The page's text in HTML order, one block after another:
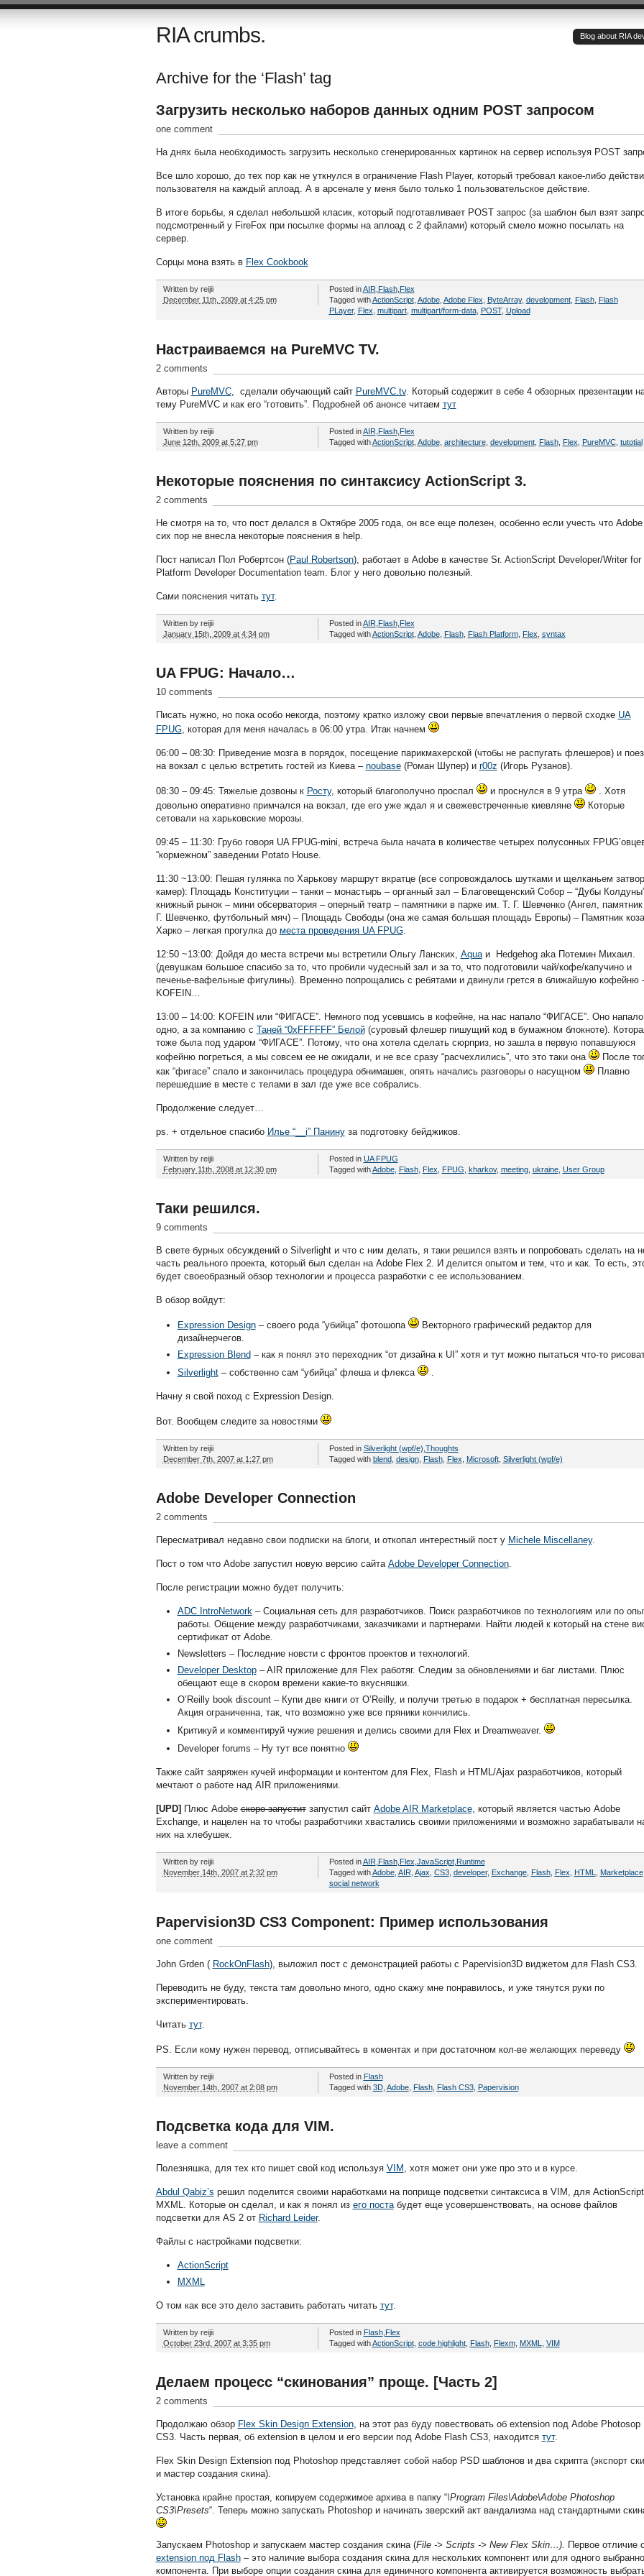
RIA crumbs. Blog about RIA
Archive for the ‘Flash’ tag
Загрузить несколько наборов данных одним POST запросом
one comment
На днях была необходимость загрузить несколько сгенерированных картинок на сервер используя POST
Все шло хорошо, до тех пор как не уткнулся в ограничение Flash Player, который требовал какое-либо
пользователя на каждый аплоад. А в арсенале у меня было только 1 пользовательское действие.
В итоге борьбы, я сделал небольшой класик, который подготавливает POST запрос (за шаблон был взят
подсмотренный у FireFox при посылке формы на аплоад с 2 файлами) который смело можно посылать на
сервер.
Сорцы мона взять в Flex Cookbook
Written by reijii
December 11th, 2009 at 4:25 pm
Posted inAIR Flash, Flex
Tagged withActionScript, Adobe, Adobe Flex ByteArray, development, Flash, Flash
PLayer, Flex multipart, multipart/form-data, POST, Upload
Настраиваемся на PureMVC TV.
2 comments
Авторы PureMVC, сделали обучающий сайт PureMVC.tv. Который содержит в себе 4 обзорных презентации
тему PureMVC и как его “готовить”. Подробней об анонсе читаем тут
Written by reijii
June 12th, 2009 at 5:27 pm
Posted inAIR Flash, Flex
Tagged withActionScript, Adobe, architecture, development, Flash, Flex PureMVC, tutotial
Некоторые пояснения по синтаксису ActionScript 3.
2 comments
Не смотря на то, что пост делался в Октябре 2005 года, он все еще полезен, особенно если учесть что
сих пор не внесла некоторые пояснения в help.
Пост написал Пол Робертсон (Paul Robertson), работает в Adobe в качестве Sr. ActionScript Developer/Writer for
Platform Developer Documentation team. Блог у него довольно полезный.
Сами пояснения читать тут.
Written by reijii
January 15th, 2009 at 4:34 pm
Posted inAIR Flash, Flex
Tagged withActionScript, Adobe, Flash, Flash Platform, Flex syntax
UA FPUG: Начало…
10 comments
Писать нужно, но пока особо некогда, поэтому кратко изложу свои первые впечатления о первой сходке UA
FPUG, которая для меня началась в 06:00 утра. Итак начнем
06:00 – 08:30: Приведение мозга в порядок, посещение парикмахерской (чтобы не распугать флешеров) и
на вокзал с целью встретить гостей из Киева – noubase(Роман Шупер) и r00z (Игорь Рузанов).
08:30 – 09:45: Тяжелые дозвоны к Росту, который благополучно проспал и проснулся в 9 утра
. Хотя
довольно оперативно примчался на вокзал, где его уже ждал я и свежевстреченные киевляне
Которые
сетовали на харьковские морозы.
09:45 – 11:30: Грубо говоря UA FPUG-mini, встреча была начата в количестве четырех полусонных
“кормежном” заведении Potato House.
11:30 ~13:00: Пешая гулянка по Харькову маршрут вкратце (все сопровождалось шутками и щелканьем
камер): Площадь Конституции – танки – монастырь – органный зал – Благовещенский Собор – “Дубы
книжный рынок – мини обсерватория – оперный театр – памятники в парке им. Т. Г. Шевченко (Ангел, памятник
Г. Шевченко, футбольный мяч) – Площадь Свободы (она же самая большая площадь Европы) – Памятник
Харко – легкая прогулка до места проведения UA FPUG.
12:50 ~13:00: Дойдя до места встречи мы встретили Ольгу Ланских, Aquaи Hedgehog aka Потемин Михаил.
(девушкам большое спасибо за то, что пробили чудесный зал и за то, что подготовили чай/кофе/капучино и
печенье-вафельные фигулины). Временно попрощались с ребятами и двинули грется в ближайшую кофейню
KOFEIN…
13:00 – 14:00: KOFEIN или “ФИГАСЕ”. Немного под усевшись в кофейне, на нас напало “ФИГАСЕ”. Оно
одно, а за компанию с Таней “0xFFFFFF” Белой(суровый флешер пишущий код в бумажном блокноте).
тоже была под ударом “ФИГАСЕ”. Потому, что она хотела сделать сюрприз, но зашла в первую попавшуюся
кофейню погреться, а мы совсем ее не ожидали, и не все сразу “расчехлились”, что это таки она
После
как “фигасе” спало и закончилась процедура обнимашек, опять начались разговоры о насущном
Плавно
перешедшие в месте с телами в зал где уже все собрались.
Продолжение следует…
ps. + отдельное спасибо Илье “__i” Панинуза подготовку бейджиков.
Written by reijii
February 11th, 2008 at 12:30 pm
Posted in UA FPUG
Tagged withAdobe, Flash, Flex FPUG kharkov, meeting, ukraine, User Group
Таки решился.
9 comments
В свете бурных обсуждений о Silverlight и что с ним делать, я таки решился взять и попробовать сделать на
часть реального проекта, который был сделан на Adobe Flex 2. И делится опытом и тем, что и как. То есть,
будет своеобразный обзор технологии и процесса разработки с ее использованием.
В обзор войдут:
Expression Design– своего рода “убийца” фотошопа
Векторного графичеcкий редактор для
дизайнерчегов.
Expression Blend – как я понял это переходник “от дизайна к UI” хотя и тут можно пытаться что-то
Silverlight– собственно сам “убийца” флеша и флекса .
Начну я свой поход с Expression Design.
Вот. Вообщем следите за новостями
Written by reijii
December 7th, 2007 at 1:27 pm
Posted in Silverlight (wpf/e) Thoughts
Tagged with blend, design, Flash, Flex Microsoft, Silverlight (wpf/e)
Adobe Developer Connection
2 comments
Пересматривал недавно свои подписки на блоги, и откопал интерестный пост у Michele Miscellaney.
Пост о том что Adobe запустил новую версию сайта Adobe Developer Connection.
После регистрации можно будет получить:
ADC IntroNetwork– Социальная сеть для разработчиков. Поиск разработчиков по технологиям или по
работы. Общение между разработчиками, заказчиками и партнерами. Найти людей к который на стене
сертификат от Adobe.
Newsletters – Последние новсти с фронтов проектов и технологий.
Developer Desktop– AIR приложение для Flex работяг. Следим за обновлениями и баг листами. Плюс
обещают еще в скором времени какие-то вкусняшки.
O’Reilly book discount – Купи две книги от O’Reilly, и получи третью в подарок + бесплатная пересылка.
Акция ограниченна, так, что возможно уже все пряники кончились.
Критикуй и комментируй чужие решения и делись своими для Flex и Dreamweaver.
Developer forums – Ну тут все понятно
Также сайт заяряжен кучей информации и контентом для Flex, Flash и HTML/Ajax разработчиков, который
мечтают о работе над AIR приложениями.
[UPD] Плюс Adobeскоро запуститзапустил сайт Adobe AIR Marketplace, который является частью Adobe
Exchange, и нацелен на то чтобы разработчики хвастались своими приложениями и возможно зарабатывали
них на хлебушек.
Written by reijii
November 14th, 2007 at 2:32 pm
Posted inAIR Flash, Flex JavaScript, Runtime
Tagged withAdobe, AIR Ajax CS3, developer, Exchange, Flash, Flex HTML Marketplace,
social network
Papervision3D CS3 Component: Пример использования
one comment
John Grden ( RockOnFlash), выложил пост с демонстрацией работы с Papervision3D виджетом для Flash CS3.
Переводить не буду, текста там довольно много, одно скажу мне понравилось, и уже тянутся руки по
экспериментировать.
Читать тут.
PS. Если кому нужен перевод, отписывайтесь в коментах и при достаточном кол-ве желающих переведу
Written by reijii
November 14th, 2007 at 2:08 pm
Posted in Flash
Tagged with 3D, Adobe, Flash, Flash CS3, Papervision
Подсветка кода для VIM.
leave a comment
Полезняшка, для тех кто пишет свой код используя VIM , хотя может они уже про это и в курсе.
Abdul Qabiz’s решил поделится своими наработками на поприще подсветки синтаксиса в VIM, для
MXML. Которые он сделал, и как я понял из его постабудет еще усовершенствовать, на основе файлов
подсветки для AS 2 от Richard Leider.
Файлы с настройками подсветки:
ActionScript
MXML
О том как все это дело заставить работать читать тут.
Written by reijii
October 23rd, 2007 at 3:35 pm
Posted in Flash, Flex
Tagged withActionScript, code highlight, Flash, Flexm, MXML VIM
Делаем процесс “скинования” проще. [Часть 2]
2 comments
Продолжаю обзор Flex Skin Design Extension, на этот раз буду повествовать об extension под Adobe Photosop
CS3. Часть первая, об extension в целом и его версии под Adobe Flash CS3, находится тут.
Flex Skin Design Extension под Photoshop представляет собой набор PSD шаблонов и два скрипта (экспорт
и мастер создания скина).
Установка крайне простая, копируем содержимое архива в папку “\Program Files\Adobe\Adobe Photoshop
CS3\Presets“. Теперь можно запускать Photoshop и начинать зверский акт вандализма над стандартными
Запускаем Photoshop и запускаем мастер создания скина (File -> Scripts -> New Flex Skin…). Первое отличие
extension под Flash– это наличие выбора создания скина для нескольких компонент или для одного
компонента. При выборе опции создания скина для единичного компонента активируется возможность